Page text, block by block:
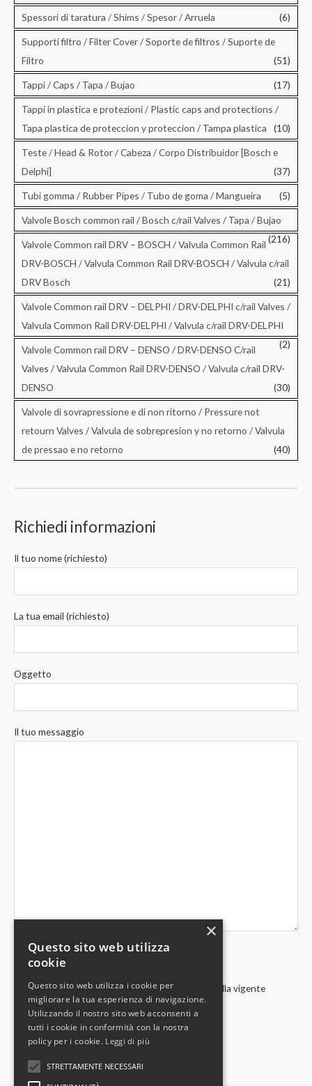
Spessori di taratura / Shims / Spesor / Arruela (6)
Supporti filtro / Filter Cover / Soporte de filtros / Suporte de
Filtro
(51)
Tappi / Caps / Tapa / Bujao (17)
Tappi in plastica e protezioni / Plastic caps and protections /
Tapa plastica de proteccion y proteccion / Tampa plastica
(10)
Teste / Head & Rotor / Cabeza / Corpo Distribuidor [Bosch e
Delphi]
(37)
Tubi gomma / Rubber Pipes / Tubo de goma / Mangueira (5)
Valvole Bosch common rail / Bosch c/rail Valves / Tapa / Bujao
(216)
Valvole Common rail DRV – BOSCH / Valvula Common Rail
DRV-BOSCH / Valvula Common Rail DRV-BOSCH / Valvula c/rail
DRV Bosch
(21)
Valvole Common rail DRV – DELPHI / DRV-DELPHI c/rail Valves /
Valvula Common Rail DRV-DELPHI / Valvula c/rail DRV-DELPHI
(2)
Valvole Common rail DRV – DENSO / DRV-DENSO C/rail
Valves / Valvula Common Rail DRV-DENSO / Valvula c/rail DRV-
DENSO
(30)
Valvole di sovrapressione e di non ritorno / Pressure not
retourn Valves / Valvula de sobrepresion y no retorno / Valvula
de pressao e no retorno
(40)
Richiedi informazioni
Il tuo nome (richiesto)
La tua email (richiesto)
Oggetto
Il tuo messaggio
Acconsento al trattamento dei miei dati in base alla vigente
normativa privacy
×
Questo sito web utilizza
cookie
Questo sito web utilizza i cookie per
migliorare la tua esperienza di navigazione.
Utilizzando il nostro sito web acconsenti a
tutti i cookie in conformità con la nostra
policy per i cookie. Leggi di più
STRETTAMENTE NECESSARI